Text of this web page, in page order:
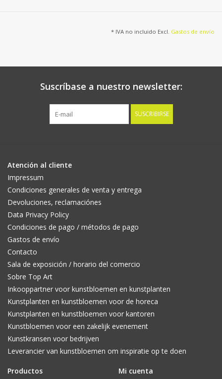
* IVA no incluido Excl. Gastos de envío
Suscríbase a nuestro newsletter:
SUSCRIBIRSE
Atención al cliente
Impressum
Condiciones generales de venta y entrega
Devoluciones, reclamaciónes
Data Privacy Policy
Condiciones de pago / métodos de pago
Gastos de envío
Contacto
Sala de exposición / horario del comercio
Sobre Top Art
Inkooppartner voor kunstbloemen en kunstplanten
Kunstplanten en kunstbloemen voor de horeca
Kunstplanten en kunstbloemen voor kantoren
Kunstbloemen voor een zakelijk evenement
Kunstkransen voor bedrijven
Leverancier van kunstbloemen om inspiratie op te doen
Productos
Mi cuenta